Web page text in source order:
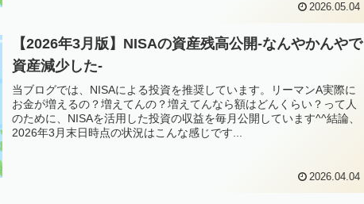
2026.05.04
【2026年3月版】NISAの資産残高公開-なんやかんやで
資産減少した-
当ブログでは、NISAによる投資を推奨しています。リーマンA実際に
お金が増えるの？増えてんの？増えてんなら額はどんくらい？って人
のために、NISAを活用した投資の収益を毎月公開しています^^結論、
2026年3月末日時点の状況はこんな感じです...
2026.04.04